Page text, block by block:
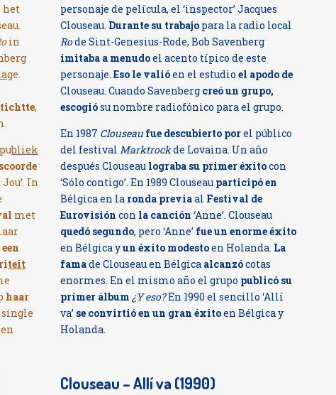
het
in
ge.
,
bliek
scoorde
In
met
een
teit
haar
single
personaje de película, el ‘inspector’ Jacques
Clouseau. Durante su trabajo para la radio local
Rode Sint-Genesius-Rode, Bob Savenberg
imitaba a menudoel acento típico de este
personaje. Eso le valióen el estudio el apodo de
Clouseau. Cuando Savenberg creó un grupo,
escogiósu nombre radiofónico para el grupo.
En 1987 Clouseau fue descubierto porel público
del festival Marktrockde Lovaina. Un año
después Clouseaulograba su primer éxitocon
‘Sólo contigo’. En 1989 Clouseau participó en
Bélgica en la ronda previaal Festival de
Eurovisión con la canción ‘Anne’. Clouseau
quedó segundo, pero ‘Anne’ fue un enorme éxito
en Bélgica yun éxito modestoen Holanda. La
famade Clouseau en Bélgica alcanzócotas
enormes. En el mismo año el grupo publicó su
primer álbum ¿Y eso?En 1990 el sencillo ‘Allí
va’ se convirtió en un gran éxitoen Bélgica y
Holanda.
Clouseau – Allí va (1990)